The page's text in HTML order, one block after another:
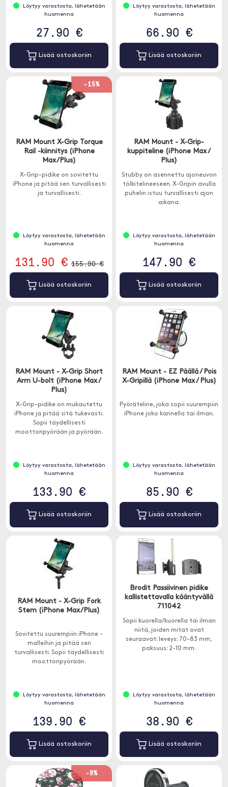
Löytyy varastosta, lähetetään
huomenna
27.90 €
Lisää ostoskoriin
Löytyy varastosta, lähetetään
huomenna
66.90 €
Lisää ostoskoriin
-15%
RAM Mount X-Grip Torque
Rail -kiinnitys (iPhone
Max/Plus)
X-Grip-pidike on sovitettu
iPhone ja pitää sen turvallisesti
ja turvallisesti.
Löytyy varastosta, lähetetään
huomenna
131.90 € 155.90 €
Lisää ostoskoriin
RAM Mount - X-Grip-
kuppiteline (iPhone Max /
Plus)
Stubby on asennettu ajoneuvon
tölkitelineeseen. X-Gripin avulla
puhelin istuu turvallisesti ajon
aikana.
Löytyy varastosta, lähetetään
huomenna
147.90 €
Lisää ostoskoriin
RAM Mount - X-Grip Short
Arm U-bolt (iPhone Max /
Plus)
X-Grip-pidike on mukautettu
iPhone ja pitää sitä tukevasti.
Sopii täydellisesti
moottoripyörään ja pyörään.
Löytyy varastosta, lähetetään
huomenna
133.90 €
Lisää ostoskoriin
RAM Mount - EZ Päällä / Pois
X-Gripillä (iPhone Max / Plus)
Pyöräteline, joka sopii suurempiin
iPhone joko kannella tai ilman.
Löytyy varastosta, lähetetään
huomenna
85.90 €
Lisää ostoskoriin
RAM Mount - X-Grip Fork
Stem (iPhone Max/Plus)
Sovitettu suurempiin iPhone -
malleihin ja pitää sen
turvallisesti. Sopii täydellisesti
moottoripyörään.
Löytyy varastosta, lähetetään
huomenna
139.90 €
Lisää ostoskoriin
Brodit Passiivinen pidike
kallistettavalla kääntyvällä
711042
Sopii kuorella/kuorella tai ilman
niitä, joiden mitat ovat
seuraavat: leveys: 70-83 mm,
paksuus: 2-10 mm.
Löytyy varastosta, lähetetään
huomenna
38.90 €
Lisää ostoskoriin
-8%